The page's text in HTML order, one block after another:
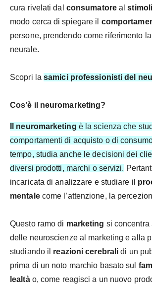
cura rivelati dal consumatore al stimoli
modo cerca di spiegare il
persone, prendendo come riferimento
neurale.
Scopri la samici professionisti del
Cos’è il neuromarketing?
Il neuromarketing è la scienza che
comportamenti di acquisto o di
tempo, studia anche le decisioni dei
diversi prodotti, marchi o servizi.
incaricata di analizzare e studiare il
mentale come l’attenzione, la
Questo ramo di marketing si concentra
delle neuroscienze al marketing e alla
studiando il reazioni cerebrali di un
prima di un noto marchio basato sul
lealtà o, come reagisci a un nuovo